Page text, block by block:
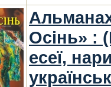
Осінь» :
есеї,